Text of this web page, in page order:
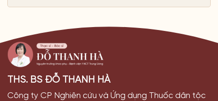
THS. BS ĐỖ THANH HÀ
Công ty CP Nghiên cứu và Ứng dụng Thuốc dân tộc